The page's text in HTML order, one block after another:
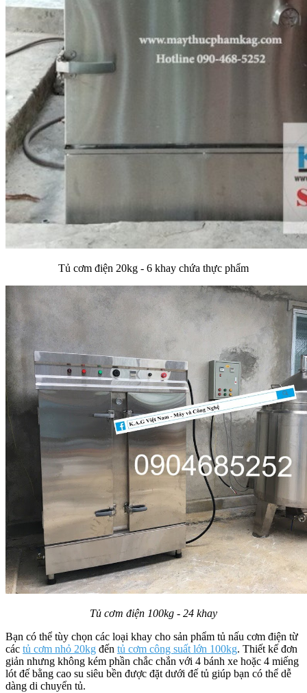
Tủ cơm điện 20kg - 6 khay chứa thực phẩm
Tủ cơm điện 100kg - 24 khay
Bạn có thể tùy chọn các loại khay cho sản phẩm tủ nấu cơm điện từ
các tủ cơm nhỏ 20kg đến tủ cơm công suất lớn 100kg. Thiết kế đơn
giản nhưng không kém phần chắc chắn với 4 bánh xe hoặc 4 miếng
lót đế bằng cao su siêu bền được đặt dưới đế tủ giúp bạn có thể dễ
dàng di chuyển tủ.